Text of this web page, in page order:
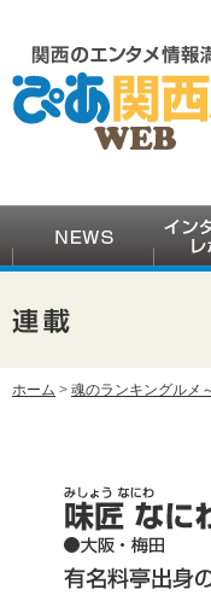
ホーム > 魂のランキングルメ